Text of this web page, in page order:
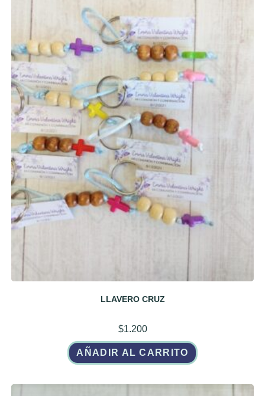
LLAVERO CRUZ
$1.200
AÑADIR AL CARRITO